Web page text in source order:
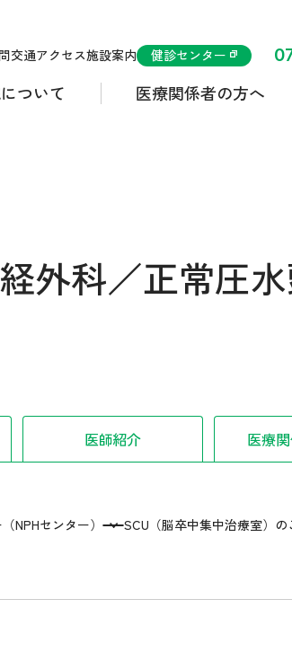
交通アクセス施設案内 健診センター
ついて 医療関係者の方へ
外科／正常圧
医師紹介 医療
NPHセンター） SCU（脳卒中集中治療室）の